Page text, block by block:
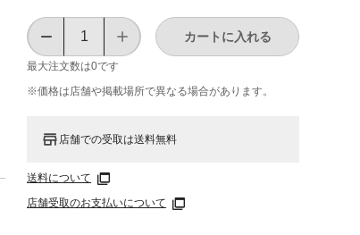
最大注文数は0です
カートに入れる
※価格は​店舗や​掲載場所で​異なる​場合が​あります。
店舗での受取は送料無料
送料について
店舗受取のお支払いについて